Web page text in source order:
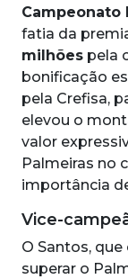
Campeonato
fatia da
milhões pela
bonificação
pela Crefisa,
elevou o
valor
Palmeiras no
importância
Vice-
O Santos,
superar o